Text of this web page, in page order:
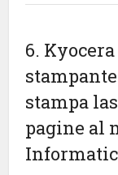
6.
stampa
pagine al